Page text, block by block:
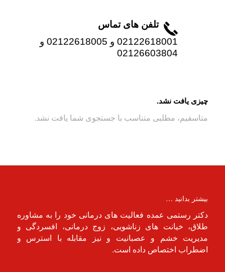
تلفن های تماس
02122618001 و 02122618005 و
02126603804
چیزی یافت نشد.
متاسفیم، مطلبی متناسب با جستجوی شما یافت نشد.
بیشتر بدانید …
دکتر رستمی عمده فعالیت های درمانی خود را به مشاوره
طلاق، خیانت های زناشویی، زوج درمانی، افسردگی و
مدیریت خشم و عصبانیت و نیز مقابله با استرس و
اضطراب اختصاص داده است.